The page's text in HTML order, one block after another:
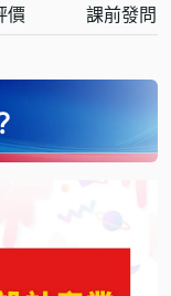
價 課前發問